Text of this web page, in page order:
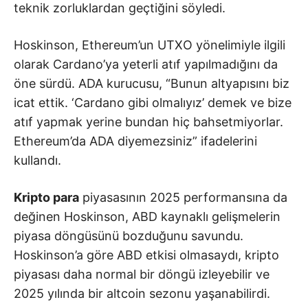
teknik zorluklardan geçtiğini söyledi.
Hoskinson, Ethereum’un UTXO yönelimiyle ilgili
olarak Cardano’ya yeterli atıf yapılmadığını da
öne sürdü. ADA kurucusu, “Bunun altyapısını biz
icat ettik. ‘Cardano gibi olmalıyız’ demek ve bize
atıf yapmak yerine bundan hiç bahsetmiyorlar.
Ethereum’da ADA diyemezsiniz” ifadelerini
kullandı.
Kripto para piyasasının 2025 performansına da
değinen Hoskinson, ABD kaynaklı gelişmelerin
piyasa döngüsünü bozduğunu savundu.
Hoskinson’a göre ABD etkisi olmasaydı, kripto
piyasası daha normal bir döngü izleyebilir ve
2025 yılında bir altcoin sezonu yaşanabilirdi.